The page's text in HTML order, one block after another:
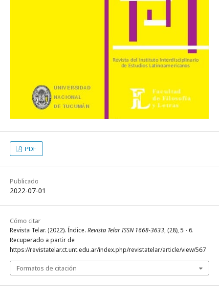
PDF
Publicado
2022-07-01
Cómo citar
Revista Telar. (2022). Índice. Revista Telar ISSN 1668-3633, (28), 5 - 6.
Recuperado a partir de
https://revistatelar.ct.unt.edu.ar/index.php/revistatelar/article/view/567
Formatos de citación